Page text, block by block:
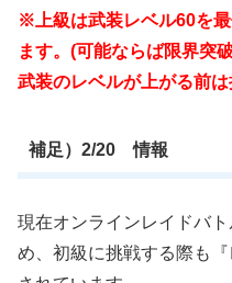
※上級は武装レベル60を
ます。(可能ならば限界突
武装のレベルが上がる前
補足）2/20 情報
現在オンラインレイドバ
め、初級に挑戦する際も